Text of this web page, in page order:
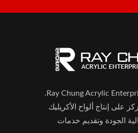
Ray Chung Acrylic Enterprise Co., Ltd.
على إنتاج ألواح الأكريليك
الجودة وتقديم خدمات